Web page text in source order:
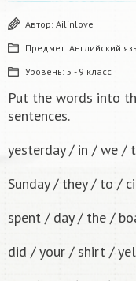
Автор: Ailinlove
Предмет: Английский
Уровень: 5 - 9 класс
Put the words into
sentences.
yesterday / in / we /
Sunday / they / to /
spent / day / the /
did / your / shirt /